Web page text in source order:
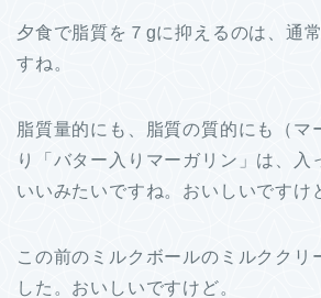
夕食で脂質を７gに抑えるのは、通
すね。
脂質量的にも、脂質の質的にも（マ
り「バター入りマーガリン」は、入
いいみたいですね。おいしいですけ
この前のミルクボールのミルククリ
した。おいしいですけど。